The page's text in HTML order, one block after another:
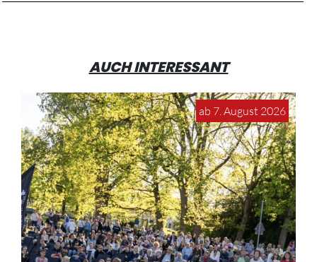
AUCH INTERESSANT
ab 7. August 2026